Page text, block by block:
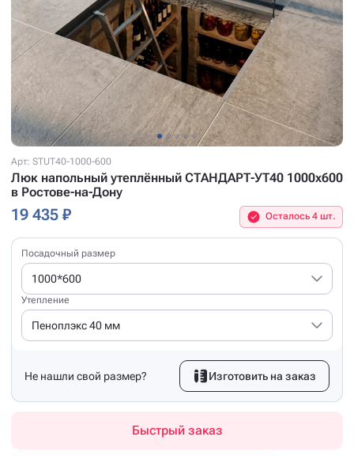
Арт: STUT40-1000-600
Люк напольный утеплённый СТАНДАРТ-УТ40 1000x600
в Ростове-на-Дону
19 435 ₽ Осталось 4 шт.
Посадочный размер
1000*600
Утепление
Пеноплэкс 40 мм
Не нашли свой размер? Изготовить на заказ
Быстрый заказ